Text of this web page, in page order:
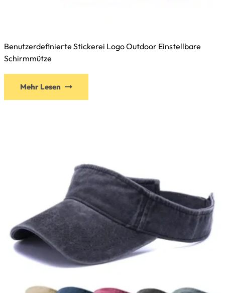
Benutzerdefinierte Stickerei Logo Outdoor Einstellbare
Schirmmütze
Mehr Lesen